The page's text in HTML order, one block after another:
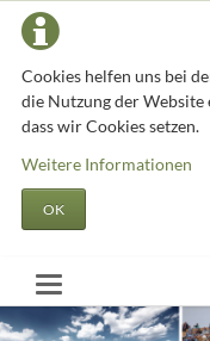
Cookies helfen uns bei
die Nutzung der Website
dass wir Cookies setzen.
Weitere Informationen
OK